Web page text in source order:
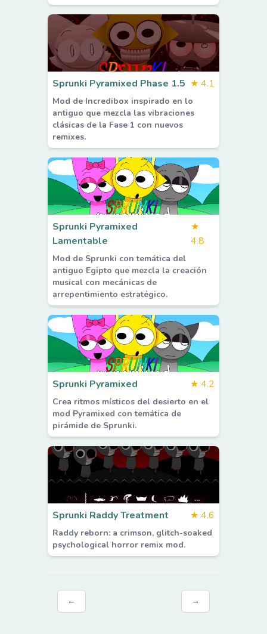
Sprunki Pyramixed Phase 1.5 ★ 4.1
Mod de Incredibox inspirado en lo
antiguo que mezcla las vibraciones
clásicas de la Fase 1 con nuevos
remixes.
Sprunki Pyramixed
Lamentable
★
4.8
Mod de Sprunki con temática del
antiguo Egipto que mezcla la creación
musical con mecánicas de
arrepentimiento estratégico.
Sprunki Pyramixed ★ 4.2
Crea ritmos místicos del desierto en el
mod Pyramixed con temática de
pirámide de Sprunki.
Sprunki Raddy Treatment ★ 4.6
Raddy reborn: a crimson, glitch-soaked
psychological horror remix mod.
← →